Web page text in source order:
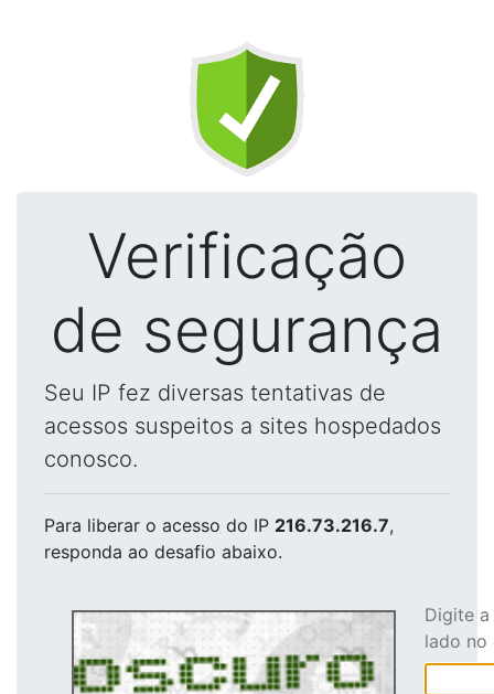
Verificação
de segurança
Seu IP fez diversas tentativas de
acessos suspeitos a sites hospedados
conosco.
Para liberar o acesso do IP 216.73.216.7,
responda ao desafio abaixo.
Digite
lado no